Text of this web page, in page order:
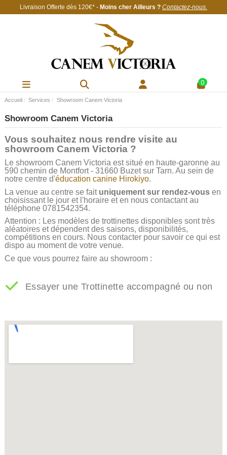
Livraison Offerte dès 120€* - Moins cher Ailleurs ? Contactez-nous.
0
Accueil Services Showroom Canem Victoria
Showroom Canem Victoria
Vous souhaitez nous rendre visite au
showroom Canem Victoria ?
Le showroom Canem Victoria est situé en haute-garonne au
590 chemin de Montfort - 31660 Buzet sur Tarn. Au sein de
notre centre d'éducation canine Hirokiyo.
La venue au centre se fait uniquement sur rendez-vous en
choisissant le jour et l'horaire et en nous contactant au
téléphone 0781542354.
Attention : Les modèles de trottinettes disponibles sont très
aléatoires et dépendent des saisons, disponibilités,
compétitions en cours. Nous contacter pour savoir ce qui est
dispo au moment de votre venue.
Ce que vous pourrez faire au showroom :
Essayer une Trottinette accompagné ou non